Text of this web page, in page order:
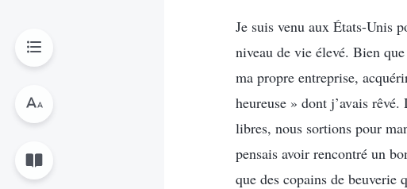
Je suis venu aux États-Unis
niveau de vie élevé. Bien
ma propre entreprise,
heureuse » dont j’avais
libres, nous sortions pour
pensais avoir rencontré un
que des copains de beuverie